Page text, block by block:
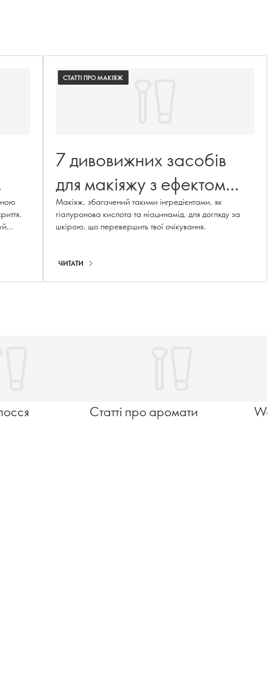
СТАТТІ ПРО МАКІЯЖ
7 дивовижних засобів
для макіяжу з ефектом
догляду за шкірою
Макіяж, збагачений такими інгредієнтами, як
гіалуронова кислота та ніацинамід, для догляду за
шкірою, що перевершить твої очікування.
ЧИТАТИ
Статті про аромати